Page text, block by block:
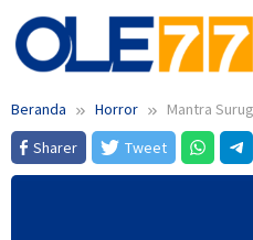
Loncat
ke
konten
Beranda Horror
Mantra
Sharer
Tweet